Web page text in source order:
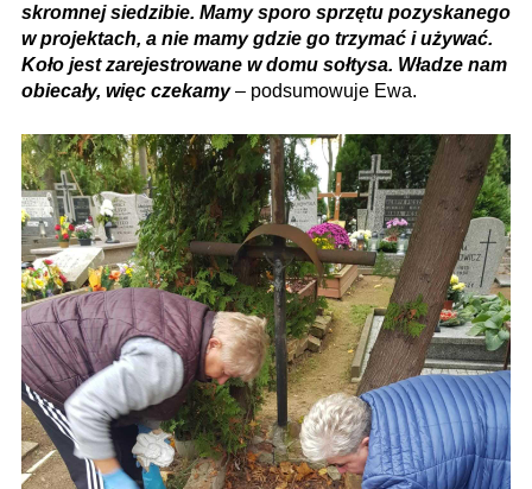
skromnej siedzibie. Mamy sporo sprzętu pozyskanego
w projektach, a nie mamy gdzie go trzymać i używać.
Koło jest zarejestrowane w domu sołtysa. Władze nam
obiecały, więc czekamy – podsumowuje Ewa.